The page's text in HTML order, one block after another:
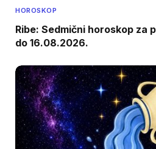
HOROSKOP
Ribe: Sedmični horoskop za
do 16.08.2026.